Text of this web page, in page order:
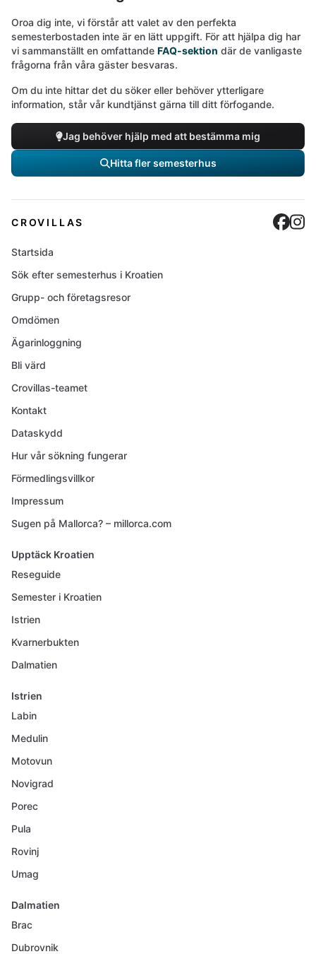
Oroa dig inte, vi förstår att valet av den perfekta
semesterbostaden inte är en lätt uppgift. För att hjälpa dig har
vi sammanställt en omfattande FAQ-sektion där de vanligaste
frågorna från våra gäster besvaras.
Om du inte hittar det du söker eller behöver ytterligare
information, står vår kundtjänst gärna till ditt förfogande.
Jag behöver hjälp med att bestämma mig
Hitta fler semesterhus
CROVILLAS
Startsida
Sök efter semesterhus i Kroatien
Grupp- och företagsresor
Omdömen
Ägarinloggning
Bli värd
Crovillas-teamet
Kontakt
Dataskydd
Hur vår sökning fungerar
Förmedlingsvillkor
Impressum
Sugen på Mallorca? – millorca.com
Upptäck Kroatien
Reseguide
Semester i Kroatien
Istrien
Kvarnerbukten
Dalmatien
Istrien
Labin
Medulin
Motovun
Novigrad
Porec
Pula
Rovinj
Umag
Dalmatien
Brac
Dubrovnik